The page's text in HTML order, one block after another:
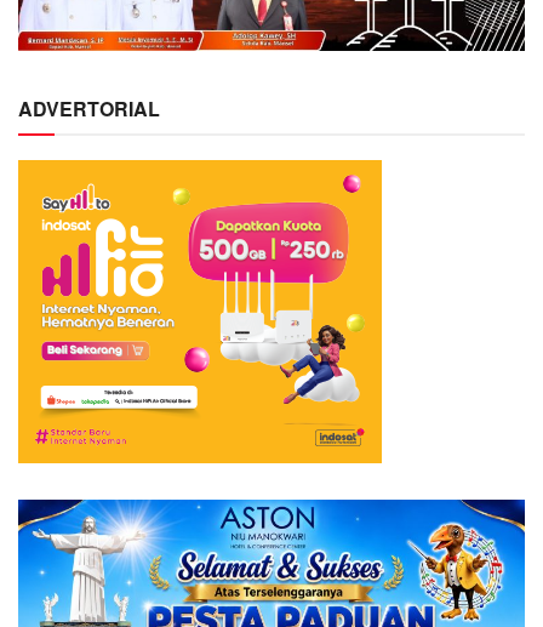
ADVERTORIAL